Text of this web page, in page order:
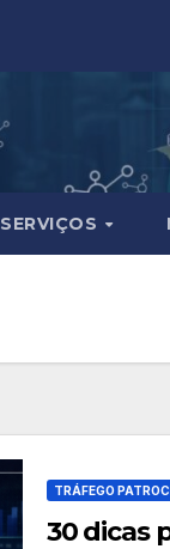
SERVIÇOS
TRÁFEGO
30 dicas